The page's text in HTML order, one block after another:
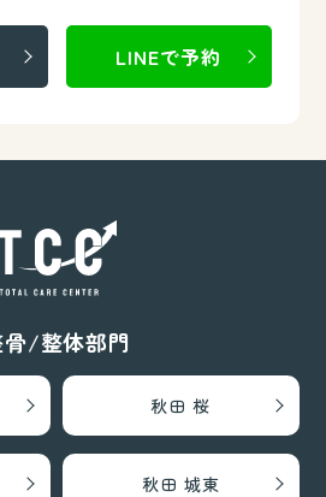
LINEで予約
骨/整体部門
秋田 桜
秋田 城東